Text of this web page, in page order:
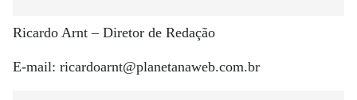
Ricardo Arnt – Diretor de Redação
E-mail: ricardoarnt@planetanaweb.com.br